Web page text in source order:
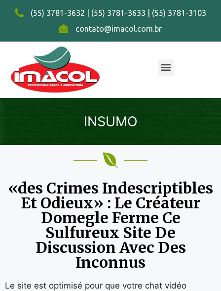
(55) 3781-3632 | (55) 3781-3633 | (55) 3781-3103
contato@imacol.com.br
INSUMO
«des Crimes Indescriptibles
Et Odieux» : Le Créateur
Domegle Ferme Ce
Sulfureux Site De
Discussion Avec Des
Inconnus
Le site est optimisé pour que votre chat vidéo